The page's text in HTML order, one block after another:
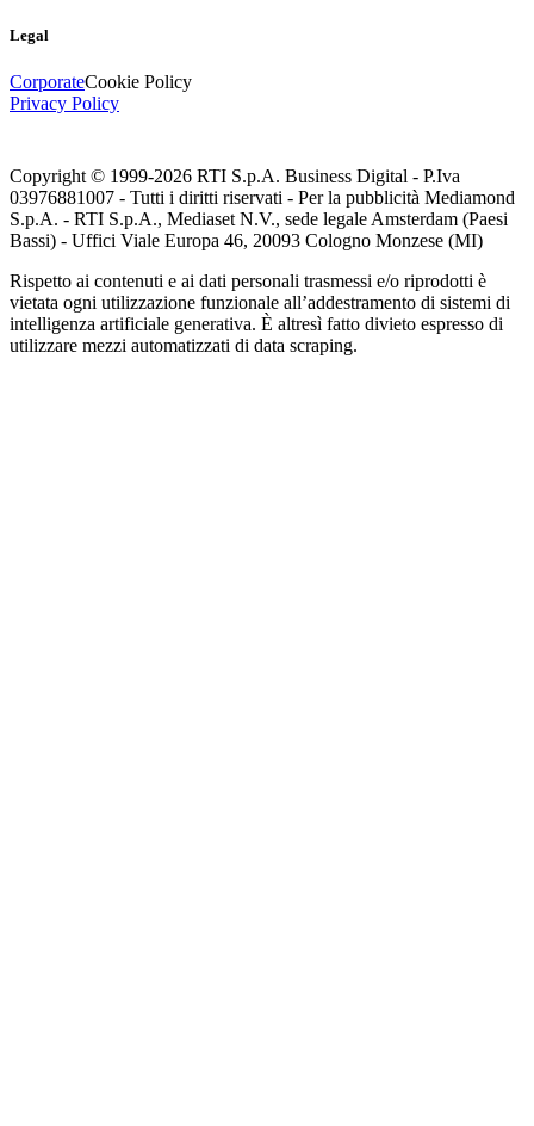
Legal
CorporateCookie Policy
Privacy Policy
Copyright © 1999-2026 RTI S.p.A. Business Digital - P.Iva
03976881007 - Tutti i diritti riservati - Per la pubblicità Mediamond
S.p.A. - RTI S.p.A., Mediaset N.V., sede legale Amsterdam (Paesi
Bassi) - Uffici Viale Europa 46, 20093 Cologno Monzese (MI)
Rispetto ai contenuti e ai dati personali trasmessi e/o riprodotti è
vietata ogni utilizzazione funzionale all’addestramento di sistemi di
intelligenza artificiale generativa. È altresì fatto divieto espresso di
utilizzare mezzi automatizzati di data scraping.